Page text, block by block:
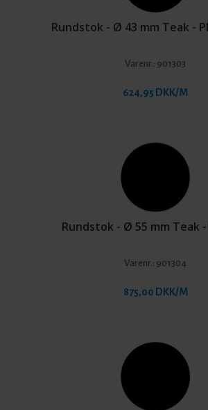
Rundstok - Ø 43 mm Teak -
Varenr.: 901303
624,95 DKK/M
Rundstok - Ø 55 mm Teak -
Varenr.: 901304
875,00 DKK/M